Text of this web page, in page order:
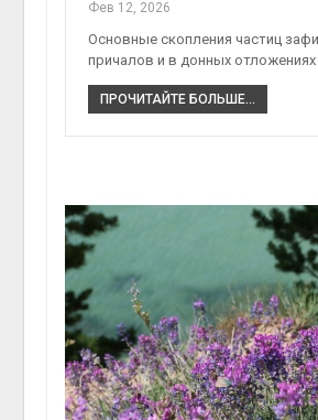
Фев 12, 2026
Основные скопления частиц
причалов и в донных отложениях
ПРОЧИТАЙТЕ БОЛЬШЕ...